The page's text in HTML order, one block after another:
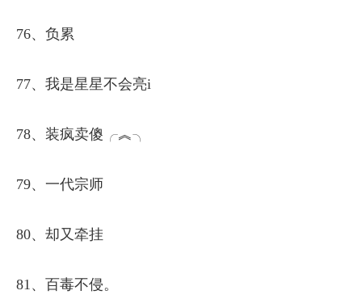
76、负累
77、我是星星不会亮i
78、装疯卖傻╭︽╮
79、一代宗师
80、却又牵挂
81、百毒不侵。